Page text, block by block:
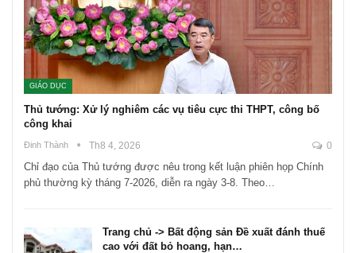
GIÁO DỤC
Thủ tướng: Xử lý nghiêm các vụ tiêu cực thi THPT, công bố
công khai
Đinh Thành Th8 4, 2026 0
Chỉ đạo của Thủ tướng được nêu trong kết luận phiên họp Chính
phủ thường kỳ tháng 7-2026, diễn ra ngày 3-8. Theo…
Trang chủ -> Bất động sản Đề xuất đánh thuế
cao với đất bỏ hoang, hạn…